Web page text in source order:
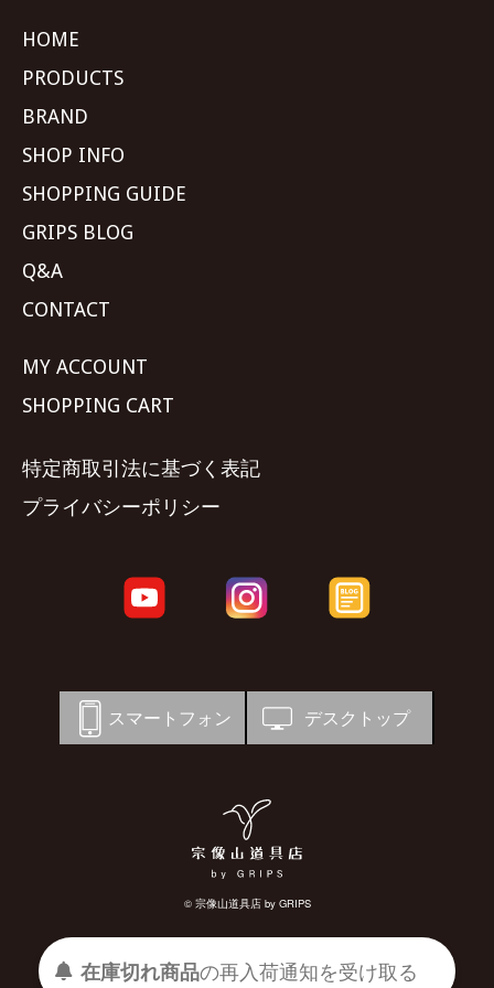
HOME
PRODUCTS
BRAND
SHOP INFO
SHOPPING GUIDE
GRIPS BLOG
Q&A
CONTACT
MY ACCOUNT
SHOPPING CART
特定商取引法に基づく表記
プライバシーポリシー
スマートフォン デスクトップ
© 宗像山道具店 by GRIPS
在庫切れ商品の再入荷通知を受け取る